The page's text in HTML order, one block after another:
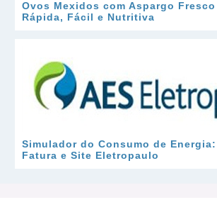
Ovos Mexidos com Aspargo
Rápida, Fácil e Nutritiva
Simulador do Consumo de
Fatura e Site Eletropaulo